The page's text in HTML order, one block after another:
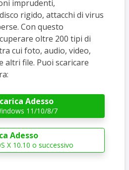
imprudenti,
rigido, attacchi di virus
Con questo
oltre 200 tipi di
cui foto, audio, video,
altri file. Puoi scaricare
Adesso
11/10/8/7
Adesso
X 10.10 o successivo